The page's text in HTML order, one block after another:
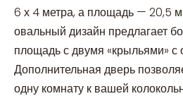
6 х 4 метра, а площадь — 20,5
овальный дизайн предлагает
площадь с двумя «крыльями» с
Дополнительная дверь
одну комнату к вашей